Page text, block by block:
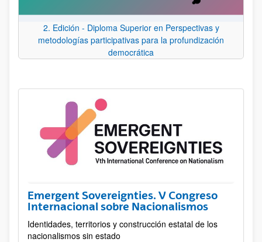
2. Edición - Diploma Superior en Perspectivas y
metodologías participativas para la profundización
democrática
Emergent Sovereignties. V Congreso
Internacional sobre Nacionalismos
Identidades, territorios y construcción estatal de los
nacionalismos sin estado